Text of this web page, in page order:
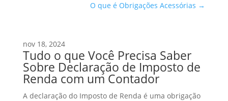
O que é Obrigações Acessórias →
nov 18, 2024
Tudo o que Você Precisa Saber
Sobre Declaração de Imposto de
Renda com um Contador
A declaração do Imposto de Renda é uma obrigação